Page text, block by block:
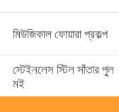
মিউজিকাল ফোয়ারা প্রকল্প
স্টেইনলেস স্টিল সাঁতার পুল
মই